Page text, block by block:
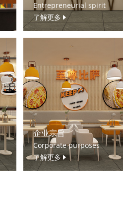
Entrepreneurial spirit
了解更多
企业宗旨
Corporate purposes
了解更多